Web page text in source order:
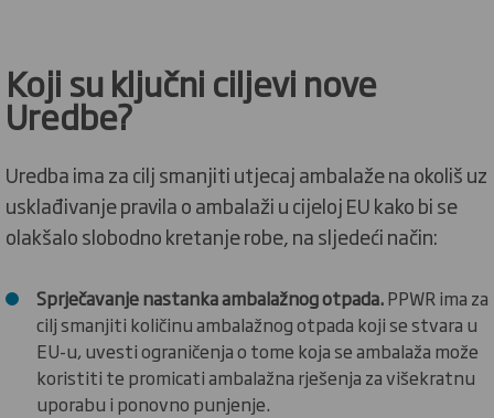
Koji su ključni ciljevi nove
Uredbe?
Uredba ima za cilj smanjiti utjecaj ambalaže na okoliš uz
usklađivanje pravila o ambalaži u cijeloj EU kako bi se
olakšalo slobodno kretanje robe, na sljedeći način:
Sprječavanje nastanka ambalažnog otpada.PPWR ima za
cilj smanjiti količinu ambalažnog otpada koji se stvara u
EU-u, uvesti ograničenja o tome koja se ambalaža može
koristiti te promicati ambalažna rješenja za višekratnu
uporabu i ponovno punjenje.